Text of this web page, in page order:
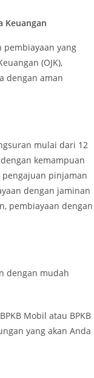
Keuangan
pembiayaan yang
(OJK),
dengan aman
mulai dari 12
kemampuan
pinjaman
dengan jaminan
pembiayaan dengan
dengan mudah
Mobil atau BPKB
yang akan Anda